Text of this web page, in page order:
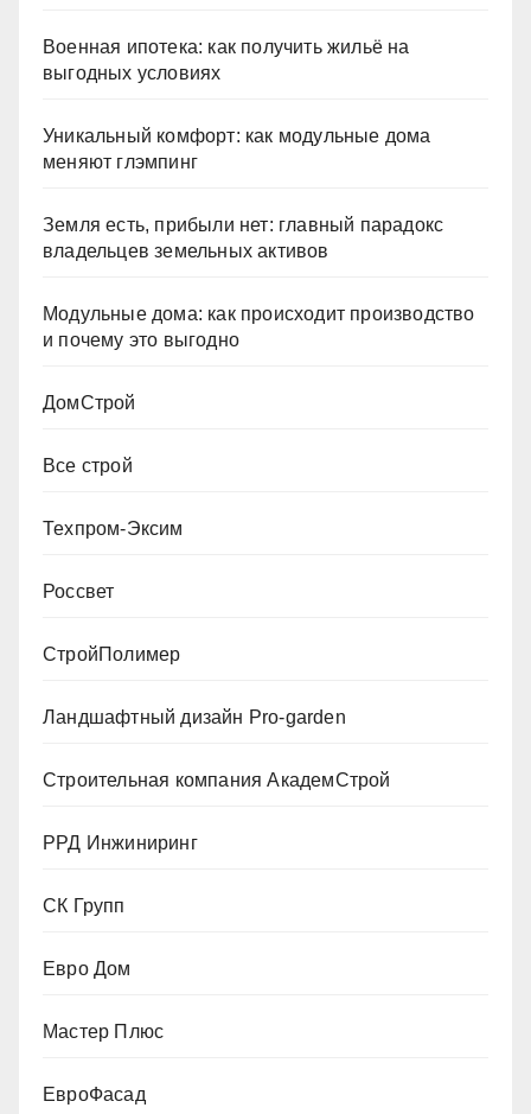
Военная ипотека: как получить жильё на
выгодных условиях
Уникальный комфорт: как модульные дома
меняют глэмпинг
Земля есть, прибыли нет: главный парадокс
владельцев земельных активов
Модульные дома: как происходит производство
и почему это выгодно
ДомСтрой
Все строй
Техпром-Эксим
Россвет
СтройПолимер
Ландшафтный дизайн Pro-garden
Строительная компания АкадемСтрой
РРД Инжиниринг
СК Групп
Евро Дом
Мастер Плюс
ЕвроФасад